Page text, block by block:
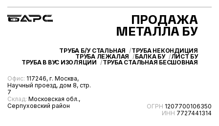
Офис: 117246, г. Москва,
Научный проезд, дом 8, стр.
7
Склад: Московская обл.,
Серпуховский район
ОГРН 1207700106350
ИНН 7727441314
ПРОДАЖА
МЕТАЛЛА БУ
ТРУБА Б/У СТАЛЬНАЯ
ТРУБА НЕКОНДИЦИЯ
ТРУБА ЛЕЖАЛАЯ
БАЛКА БУ
ЛИСТ БУ
ТРУБА В ВУС ИЗОЛЯЦИИ
ТРУБА СТАЛЬНАЯ БЕСШОВНАЯ